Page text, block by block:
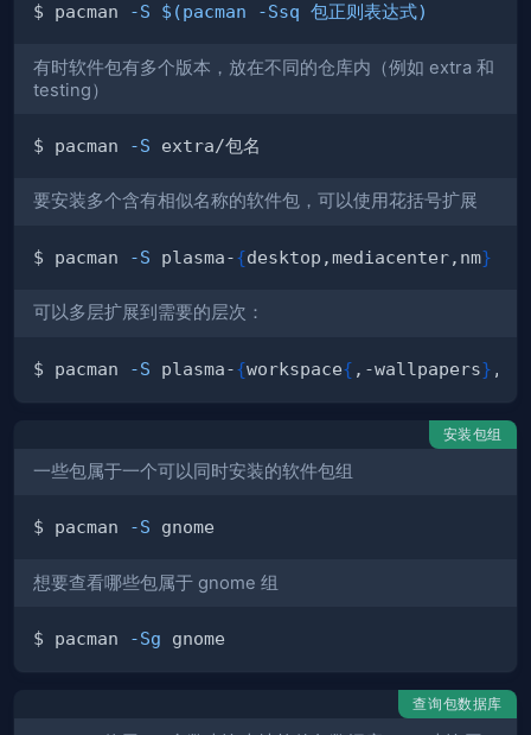
$ pacman -S $(pacman -Ssq 包正则表达式)
有时软件包有多个版本，放在不同的仓库内（例如 extra 和
testing）
$ pacman -S
要安装多个含有相似名称的软件包，可以使用花括号扩展
$ pacman -S plasma-{desktop,mediacenter,nm}
可以多层扩展到需要的层次：
$ pacman -S plasma-{workspace{ ,-wallpapers} ,pa
安装包组
一些包属于一个可以同时安装的软件包组
$ pacman -S
想要查看哪些包属于 gnome 组
$ pacman -Sg
查询包数据库